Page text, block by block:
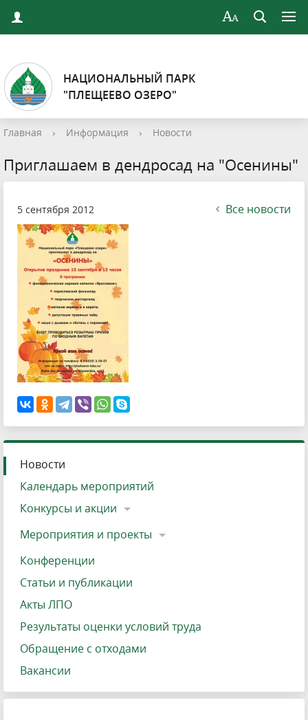
НАЦИОНАЛЬНЫЙ ПАРК
"ПЛЕЩЕЕВО ОЗЕРО"
Главная › Информация › Новости
Приглашаем в дендросад на "Осенины"
5 сентября 2012 Все новости
Новости
Календарь мероприятий
Конкурсы и акции
Мероприятия и проекты
Конференции
Статьи и публикации
Акты ЛПО
Результаты оценки условий труда
Обращение с отходами
Вакансии